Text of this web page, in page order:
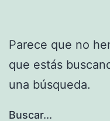
Parece que no
que estás
una búsqueda.
Buscar...